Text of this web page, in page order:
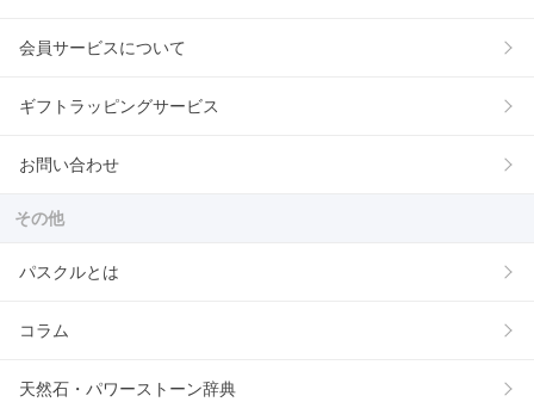
会員サービスについて
ギフトラッピングサービス
お問い合わせ
その他
パスクルとは
コラム
天然石・パワーストーン辞典